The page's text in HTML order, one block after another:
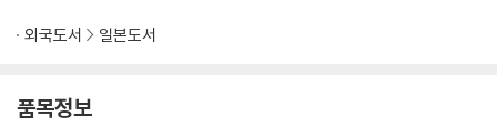
외국도서 일본도서
품목정보